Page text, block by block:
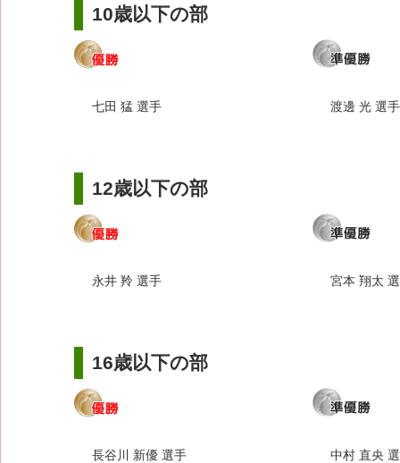
10歳以下の部
七田 猛 選手 渡邊 光 選手
12歳以下の部
永井 羚 選手 宮本 翔太
16歳以下の部
長谷川 新優 選手 中村 直央